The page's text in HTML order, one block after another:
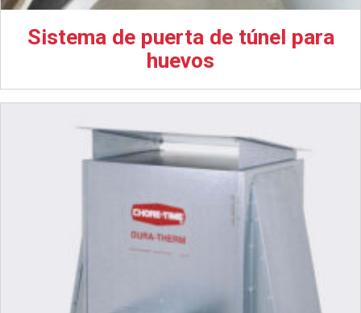
Sistema de puerta de túnel para
huevos